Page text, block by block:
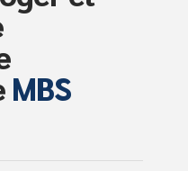
7
9
0
5
MBS